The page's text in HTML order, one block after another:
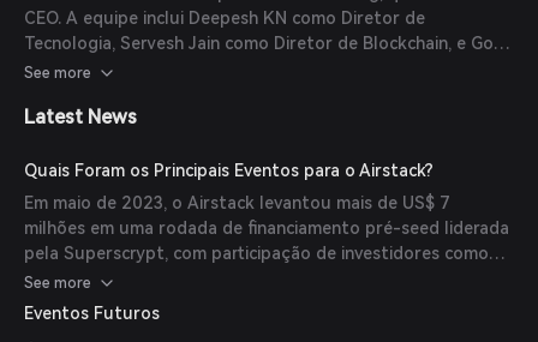
disponibiliza acesso abrangente a dados, permitindo que
desenvolvedores combinem dados de múltiplas redes e
projetos blockchain para criar aplicações diversas como
aplicativos de mensagens, carteiras e soluções de
CEO. A equipe inclui Deepesh KN como Diretor de
Tecnologia, Servesh Jain como Diretor de Blockchain, e Gopi
Bathala como Desenvolvedor Sênior de Blockchain, entre
blockchain e desenvolvimento de software.
See more
Latest News
Quais Foram os Principais Eventos para o Airstack?
Em maio de 2023, o Airstack levantou mais de US$ 7
milhões em uma rodada de financiamento pré-seed liderada
pela Superscrypt, com participação de investidores como
Cypher Capital, Hashed Emergent, NGC, Primal Capital, UOB
Venture e Signum Capital. Esses fundos visam aprimorar a
See more
Eventos Futuros